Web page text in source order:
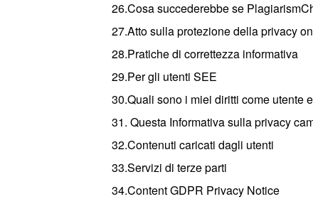
26.Cosa succederebbe se
27.Atto sulla protezione della privacy
28.Pratiche di correttezza informativa
29.Per gli utenti SEE
30.Quali sono i miei diritti come utente
31. Questa Informativa sulla privacy
32.Contenuti caricati dagli utenti
33.Servizi di terze parti
34.Content GDPR Privacy Notice